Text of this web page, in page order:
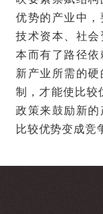
优势的产业中
技术资本、社
本而有了路径依
新产业所需的
制，才能使比较
政策来鼓励新
比较优势变成竞